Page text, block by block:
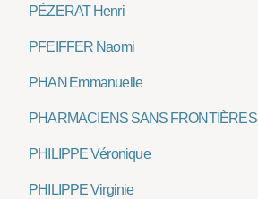
PÉZERAT Henri
PFEIFFER Naomi
PHAN Emmanuelle
PHARMACIENS SANS FRONTIÈRES
PHILIPPE Véronique
PHILIPPE Virginie